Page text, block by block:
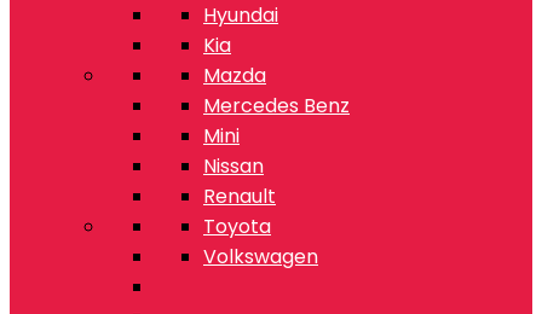
Hyundai
Kia
Mazda
Mercedes Benz
Mini
Nissan
Renault
Toyota
Volkswagen